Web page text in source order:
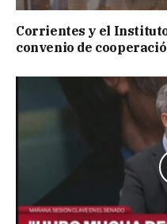
Corrientes y el
convenio de